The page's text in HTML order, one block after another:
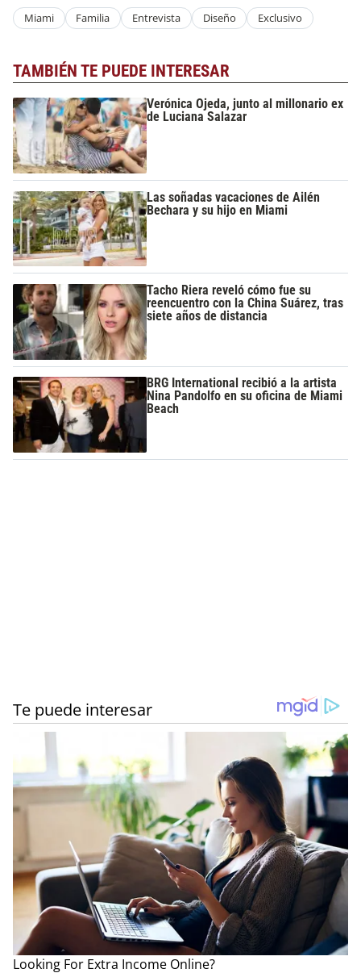
Miami Familia Entrevista Diseño Exclusivo
TAMBIÉN TE PUEDE INTERESAR
Verónica Ojeda, junto al millonario ex
de Luciana Salazar
Las soñadas vacaciones de Ailén
Bechara y su hijo en Miami
Tacho Riera reveló cómo fue su
reencuentro con la China Suárez, tras
siete años de distancia
BRG International recibió a la artista
Nina Pandolfo en su oficina de Miami
Beach